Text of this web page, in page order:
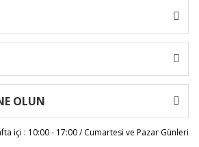
OLUN
içi : 10:00 - 17:00 / Cumartesi ve Pazar Günleri